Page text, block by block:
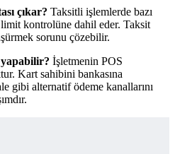
çıkar? Taksitli işlemlerde bazı
kontrolüne dahil eder. Taksit
sorunu çözebilir.
yapabilir? İşletmenin POS
Kart sahibini bankasına
gibi alternatif ödeme kanallarını